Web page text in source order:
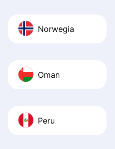
Norwegia
Oman
Peru